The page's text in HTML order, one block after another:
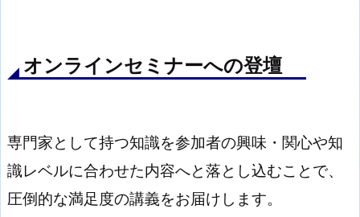
オンラインセミナーへの登壇
専門家として持つ知識を参加者の興味・関心や知
識レベルに合わせた内容へと落とし込むことで、
圧倒的な満足度の講義をお届けします。